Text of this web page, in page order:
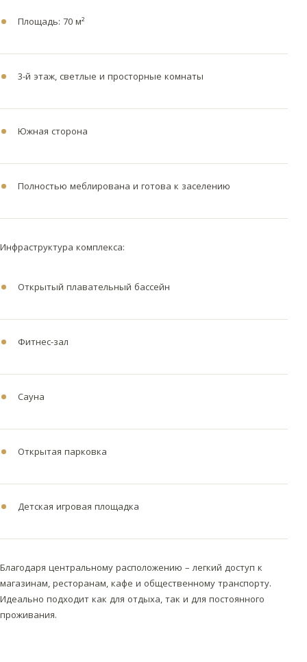
Площадь: 70 м²
3-й этаж, светлые и просторные комнаты
Южная сторона
Полностью меблирована и готова к заселению
Инфраструктура комплекса:
Открытый плавательный бассейн
Фитнес-зал
Сауна
Открытая парковка
Детская игровая площадка
Благодаря центральному расположению – легкий доступ к
магазинам, ресторанам, кафе и общественному транспорту.
Идеально подходит как для отдыха, так и для постоянного
проживания.